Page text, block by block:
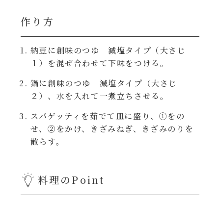
おもてなし
BBQ/キャンプ
ホットプレート
やみつききゃべつの塩たれ
だしまろ酢
聖護院かぶらのもみじおろしぽん酢
ハコネーゼ 海老クリーム
ハコネーゼ ポルチーニ
作り方
納豆に創味のつゆ 減塩タイプ（大さじ
１）を混ぜ合わせて下味をつける。
鍋に創味のつゆ 減塩タイプ（大さじ
２）、水を入れて一煮立ちさせる。
スパゲッティを茹でて皿に盛り、①をの
せ、②をかけ、きざみねぎ、きざみのりを
散らす。
料理のPoint